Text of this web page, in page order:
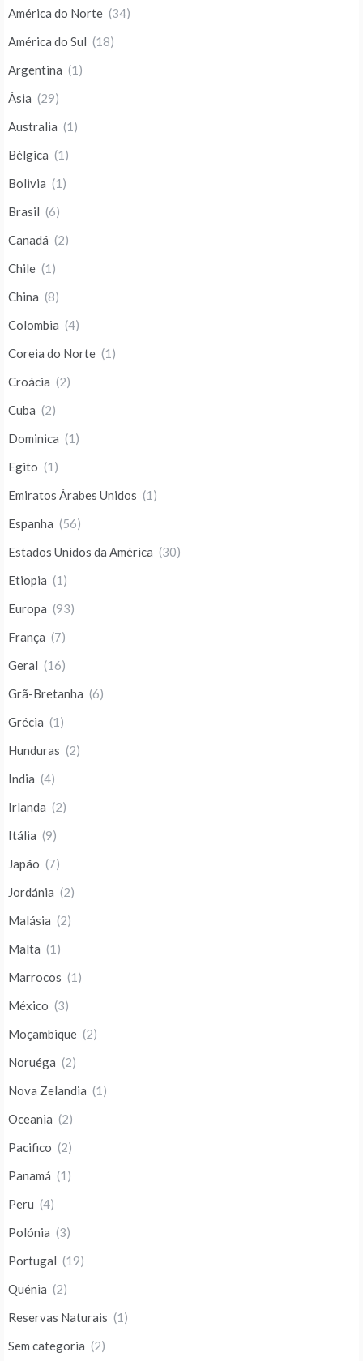
América do Norte (34)
América do Sul (18)
Argentina (1)
Ásia (29)
Australia (1)
Bélgica (1)
Bolivia (1)
Brasil (6)
Canadá (2)
Chile (1)
China (8)
Colombia (4)
Coreia do Norte (1)
Croácia (2)
Cuba (2)
Dominica (1)
Egito (1)
Emiratos Árabes Unidos (1)
Espanha (56)
Estados Unidos da América (30)
Etiopia (1)
Europa (93)
França (7)
Geral (16)
Grã-Bretanha (6)
Grécia (1)
Hunduras (2)
India (4)
Irlanda (2)
Itália (9)
Japão (7)
Jordánia (2)
Malásia (2)
Malta (1)
Marrocos (1)
México (3)
Moçambique (2)
Noruéga (2)
Nova Zelandia (1)
Oceania (2)
Pacifico (2)
Panamá (1)
Peru (4)
Polónia (3)
Portugal (19)
Quénia (2)
Reservas Naturais (1)
Sem categoria (2)